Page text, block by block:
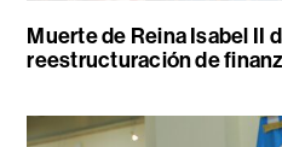
Muerte de Reina Isabel II
reestructuración de